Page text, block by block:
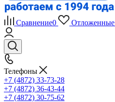
Сравнение0 Отложенные
Телефоны
+7 (4872) 33-73-28
+7 (4872) 36-43-44
+7 (4872) 30-75-62